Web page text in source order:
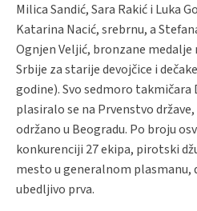
Milica Sandić, Sara Rakić i Luka
Katarina Nacić, srebrnu, a
Ognjen Veljić, bronzane
Srbije za starije devojčice i
godine). Svo sedmoro takmičara
plasiralo se na Prvenstvo
održano u Beogradu. Po broju
konkurenciji 27 ekipa, pirotski
mesto u generalnom plasmanu,
ubedljivo prva.